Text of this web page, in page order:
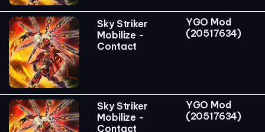
Sky Striker
Mobilize -
Contact
YGO Mod
(20517634)
Sky Striker
Mobilize -
Contact
YGO Mod
(20517634)